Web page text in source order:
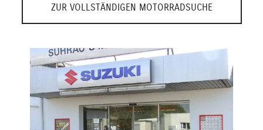
ZUR VOLLSTÄNDIGEN MOTORRADSUCHE